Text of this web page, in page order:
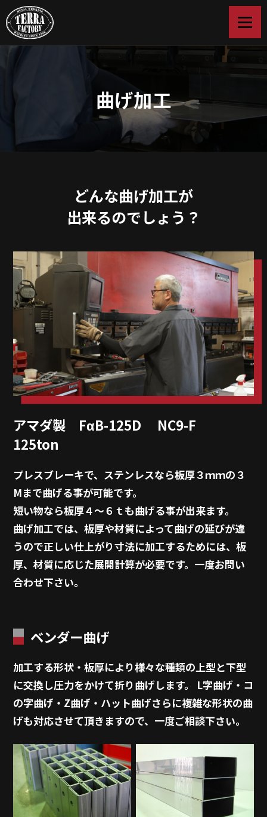
曲げ加工
どんな曲げ加工が
出来るのでしょう？
アマダ製 FαB-125D NC9-F
125ton
プレスブレーキで、ステンレスなら板厚３ｍｍの３
Mまで曲げる事が可能です。
短い物なら板厚４～６ｔも曲げる事が出来ます。
曲げ加工では、板厚や材質によって曲げの延びが違
うので正しい仕上がり寸法に加工するためには、板
厚、材質に応じた展開計算が必要です。一度お問い
合わせ下さい。
ベンダー曲げ
加工する形状・板厚により様々な種類の上型と下型
に交換し圧力をかけて折り曲げします。 L字曲げ・コ
の字曲げ・Z曲げ・ハット曲げさらに複雑な形状の曲
げも対応させて頂きますので、一度ご相談下さい。